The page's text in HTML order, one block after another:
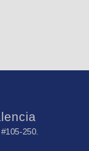
250.